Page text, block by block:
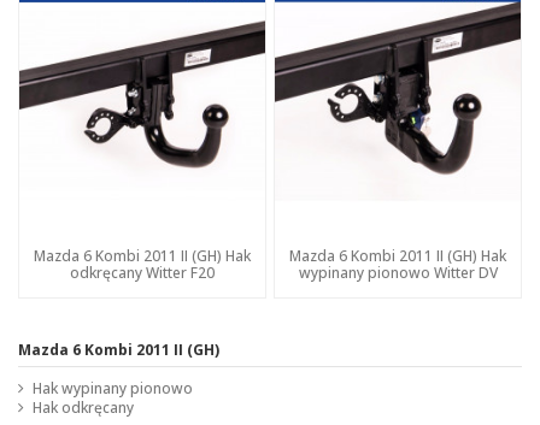
Mazda 6 Kombi 2011 II (GH) Hak
odkręcany Witter F20
Mazda 6 Kombi 2011 II (GH) Hak
wypinany pionowo Witter DV
Mazda 6 Kombi 2011 II (GH)
Hak wypinany pionowo
Hak odkręcany